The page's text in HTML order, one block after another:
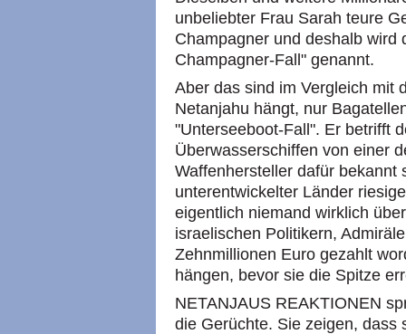
unbeliebter Frau Sarah teure
Champagner und deshalb wird
Champagner-Fall" genannt.
Aber das sind im Vergleich mit
Netanjahu hängt, nur
"Unterseeboot-Fall". Er betrifft
Überwasserschiffen von einer
Waffenhersteller dafür bekannt
unterentwickelter Länder
eigentlich niemand wirklich
israelischen Politikern,
Zehnmillionen Euro gezahlt
hängen, bevor sie die Spitze
NETANJAUS REAKTIONEN
die Gerüchte. Sie zeigen, dass